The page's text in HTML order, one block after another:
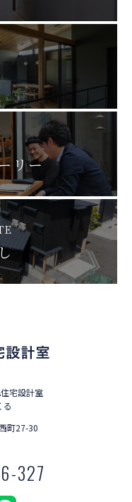
リー
宅設計室
る
町27-30
327